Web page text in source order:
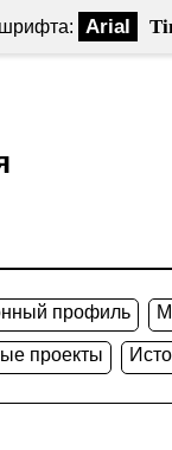
Arial
профиль
проекты